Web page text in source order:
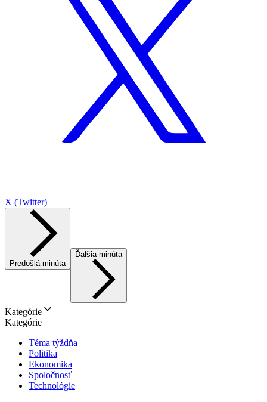
X (Twitter)
Predošlá minúta
Ďalšia minúta
Kategórie
Kategórie
Téma týždňa
Politika
Ekonomika
Spoločnosť
Technológie